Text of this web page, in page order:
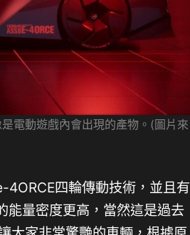
電動遊戲內會出現的產物。(圖片來
四輪傳動技術，並且有
能量密度更高，當然這是過去